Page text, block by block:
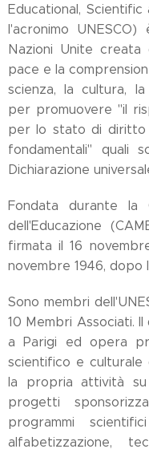
Educational,
l'acronimo
Nazioni Unite
pace e la
scienza, la cultura,
per promuovere "il
per lo stato di
fondamentali" quali
Dichiarazione
Fondata durante la
dell'Educazione
firmata il 16
novembre 1946,
Sono membri
10 Membri Associati.
a Parigi ed opera
scientifico e culturale
la propria attività
progetti
programmi
alfabetizzazione,